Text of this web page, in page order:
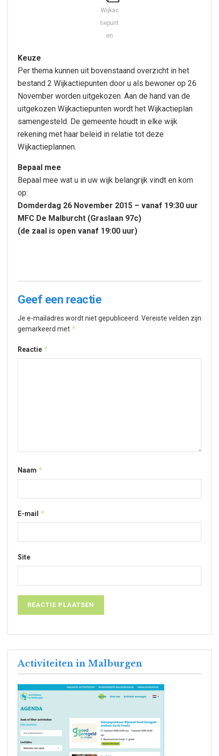
Wijkac
tiepunt
en
Keuze
Per thema kunnen uit bovenstaand overzicht in het
bestand 2 Wijkactiepunten door u als bewoner op 26
November worden uitgekozen. Aan de hand van de
uitgekozen Wijkactiepunten wordt het Wijkactieplan
samengesteld. De gemeente houdt in elke wijk
rekening met haar beleid in relatie tot deze
Wijkactieplannen.
Bepaal mee
Bepaal mee wat u in uw wijk belangrijk vindt en kom
op:
Domderdag 26 November 2015 – vanaf 19:30 uur
MFC De Malburcht (Graslaan 97c)
(de zaal is open vanaf 19:00 uur)
Geef een reactie
Je e-mailadres wordt niet gepubliceerd. Vereiste velden zijn
gemarkeerd met *
Reactie *
Naam *
E-mail *
Site
Activiteiten in Malburgen